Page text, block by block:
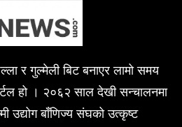
र गुल्मेली बिट बनाएर लामो समय
हो । २०६२ साल देखी सन्चालनमा
उद्योग बाँणिज्य संघको उत्कृष्ट